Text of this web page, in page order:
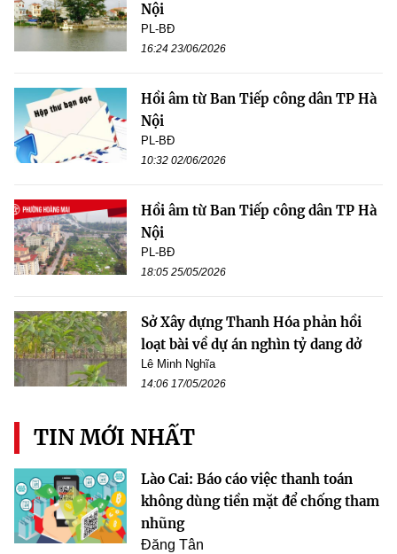
Nội
PL-BĐ
16:24 23/06/2026
Hồi âm từ Ban Tiếp công dân TP Hà
Nội
PL-BĐ
10:32 02/06/2026
Hồi âm từ Ban Tiếp công dân TP Hà
Nội
PL-BĐ
18:05 25/05/2026
Sở Xây dựng Thanh Hóa phản hồi
loạt bài về dự án nghìn tỷ dang dở
Lê Minh Nghĩa
14:06 17/05/2026
TIN MỚI NHẤT
Lào Cai: Báo cáo việc thanh toán
không dùng tiền mặt để chống tham
nhũng
Đăng Tân